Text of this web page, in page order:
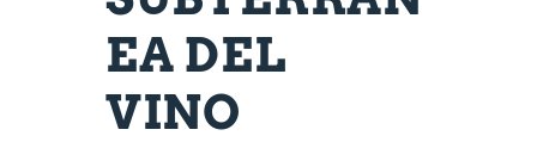
EA DEL
VINO